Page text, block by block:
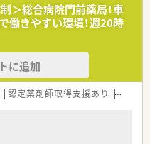
＞総合病院門前薬局！車
きやすい環境！週20時
に追加
認定薬剤師取得支援あり 教育制